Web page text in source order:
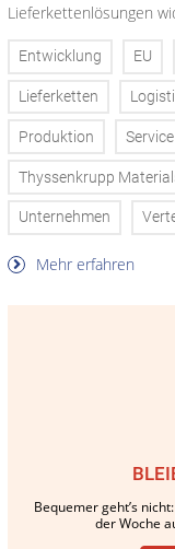
Lieferkettenlösungen
Entwicklung EU
Lieferketten
Produktion Service
Thyssenkrupp
Unternehmen
Mehr erfahren
Bequemer geht’s
der Woche